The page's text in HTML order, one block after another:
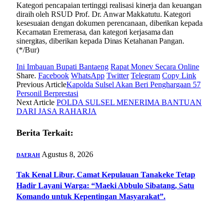
Kategori pencapaian tertinggi realisasi kinerja dan keuangan
diraih oleh RSUD Prof. Dr. Anwar Makkatutu. Kategori
kesesuaian dengan dokumen perencanaan, diberikan kepada
Kecamatan Eremerasa, dan kategori kerjasama dan
sinergitas, diberikan kepada Dinas Ketahanan Pangan.
(*/Bur)
Ini Imbauan Bupati Bantaeng Rapat Monev Secara Online
Share. Facebook WhatsApp Twitter Telegram Copy Link
Previous ArticleKapolda Sulsel Akan Beri Penghargaan 57
Personil Berprestasi
Next Article POLDA SULSEL MENERIMA BANTUAN
DARI JASA RAHARJA
Berita Terkait:
DAERAH Agustus 8, 2026
Tak Kenal Libur, Camat Kepulauan Tanakeke Tetap
Hadir Layani Warga: “Maeki Abbulo Sibatang, Satu
Komando untuk Kepentingan Masyarakat”.